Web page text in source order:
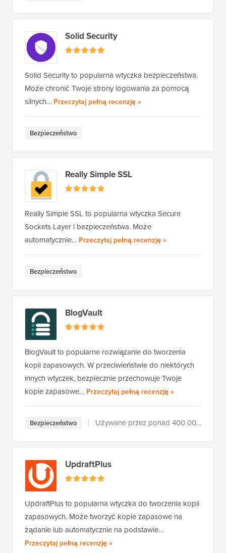
Solid Security
Solid Security to popularna wtyczka bezpieczeństwa.
Może chronić Twoje strony logowania za pomocą
silnych… Przeczytaj pełną recenzjęSolid Security
»
Bezpieczeństwo
Really Simple SSL
Really Simple SSL to popularna wtyczka Secure
Sockets Layer i bezpieczeństwa. Może
automatycznie… Przeczytaj pełną recenzjęReally Simple SSL
»
Bezpieczeństwo
BlogVault
BlogVault to popularne rozwiązanie do tworzenia
kopii zapasowych. W przeciwieństwie do niektórych
innych wtyczek, bezpiecznie przechowuje Twoje
kopie zapasowe… Przeczytaj pełną recenzjęBlogVault
»
Bezpieczeństwo Używane przez ponad 400 000 użytkowników
UpdraftPlus
UpdraftPlus to popularna wtyczka do tworzenia kopii
zapasowych. Może tworzyć kopie zapasowe na
żądanie lub automatycznie na podstawie…
Przeczytaj pełną recenzjęUpdraftPlus
»